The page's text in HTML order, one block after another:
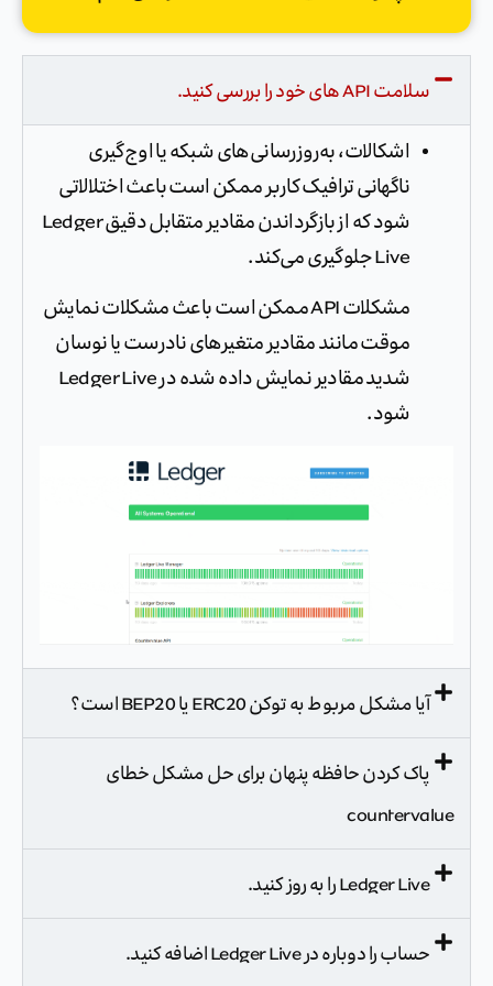
سلامت API های خود را بررسی کنید.
اشکالات، به‌روزرسانی‌های شبکه یا اوج‌گیری
ناگهانی ترافیک کاربر ممکن است باعث اختلالاتی
شود که از بازگرداندن مقادیر متقابل دقیق Ledger
Live جلوگیری می‌کند.
مشکلات API ممکن است باعث مشکلات نمایش
موقت مانند مقادیر متغیرهای نادرست یا نوسان
شدید مقادیر نمایش داده شده در Ledger Live
شود.
آیا مشکل مربوط به توکن ERC20 یا BEP20 است؟
پاک کردن حافظه پنهان برای حل مشکل خطای
countervalue
Ledger Live را به روز کنید.
حساب را دوباره در Ledger Live اضافه کنید.